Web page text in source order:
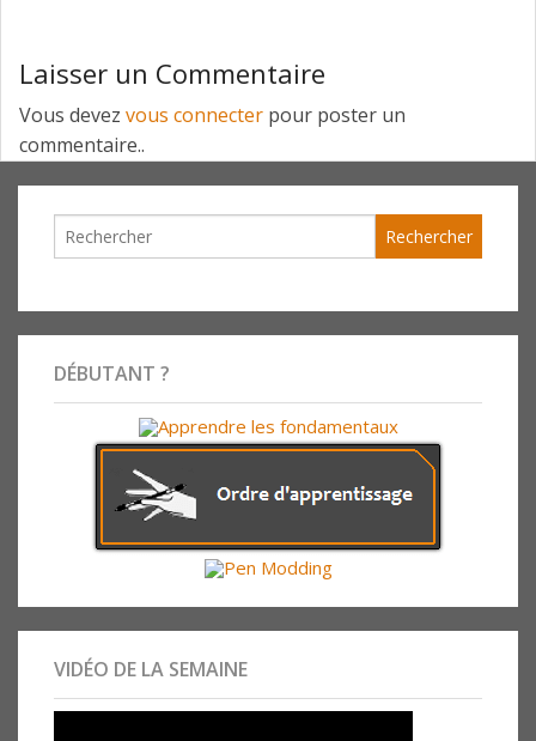
Laisser un Commentaire
Vous devez vous connecter pour poster un
commentaire..
DÉBUTANT ?
VIDÉO DE LA SEMAINE